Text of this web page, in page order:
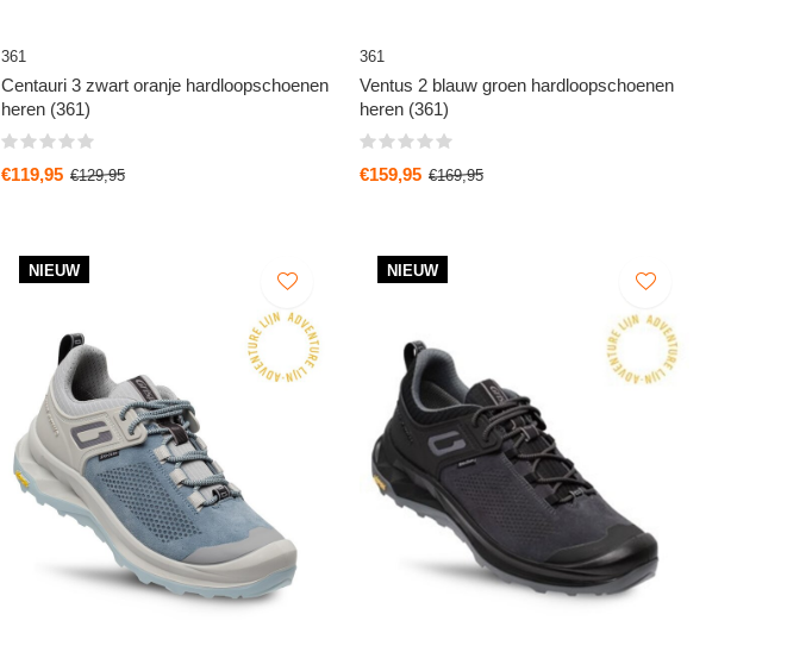
361
Centauri 3 zwart oranje hardloopschoenen
heren (361)
€119,95 €129,95
361
Ventus 2 blauw groen hardloopschoenen
heren (361)
€159,95 €169,95
NIEUW NIEUW